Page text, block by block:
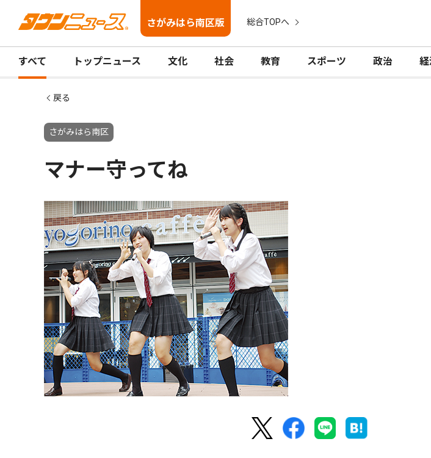
さがみはら南区版 総合TOPへ
すべて トップニュース 文化 社会 教育 スポーツ 政治
戻る
さがみはら南区
マナー守ってね